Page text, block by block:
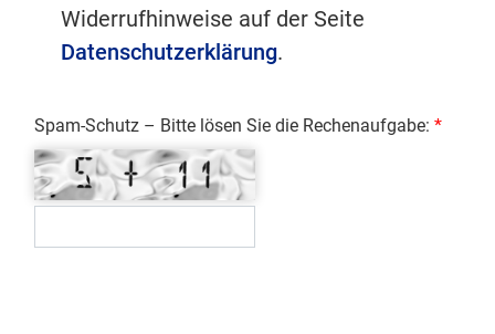
Widerrufhinweise auf der Seite
Datenschutzerklärung.
Spam-Schutz – Bitte lösen Sie die Rechenaufgabe: